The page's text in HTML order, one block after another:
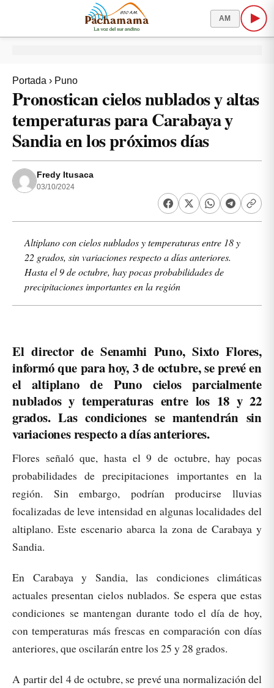
AM
Portada › Puno
Pronostican cielos nublados y altas
temperaturas para Carabaya y
Sandia en los próximos días
Fredy Itusaca
03/10/2024
Altiplano con cielos nublados y temperaturas entre 18 y
22 grados, sin variaciones respecto a días anteriores.
Hasta el 9 de octubre, hay pocas probabilidades de
precipitaciones importantes en la región
El director de Senamhi Puno, Sixto Flores,
informó que para hoy, 3 de octubre, se prevé en
el altiplano de Puno cielos parcialmente
nublados y temperaturas entre los 18 y 22
grados. Las condiciones se mantendrán sin
variaciones respecto a días anteriores.
Flores señaló que, hasta el 9 de octubre, hay pocas
probabilidades de precipitaciones importantes en la
región. Sin embargo, podrían producirse lluvias
focalizadas de leve intensidad en algunas localidades del
altiplano. Este escenario abarca la zona de Carabaya y
Sandia.
En Carabaya y Sandia, las condiciones climáticas
actuales presentan cielos nublados. Se espera que estas
condiciones se mantengan durante todo el día de hoy,
con temperaturas más frescas en comparación con días
anteriores, que oscilarán entre los 25 y 28 grados.
A partir del 4 de octubre, se prevé una normalización del